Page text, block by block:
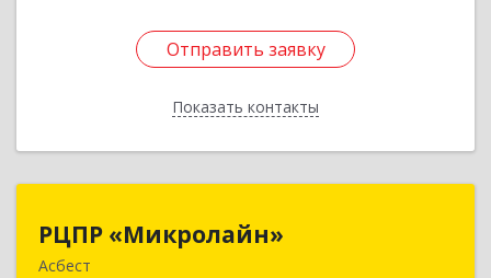
Отправить заявку
Показать контакты
Отправить заявку
Назад
РЦПР «Микролайн»
Асбест
РЦПР «Микролайн»
624272, Свердловская обл, Асбест г, имени В.И.